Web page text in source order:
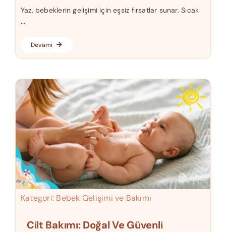
Yaz, bebeklerin gelişimi için eşsiz fırsatlar sunar. Sıcak
...
Devamı
Kategori: Bebek Gelişimi ve Bakımı
Cilt Bakımı: Doğal Ve Güvenli